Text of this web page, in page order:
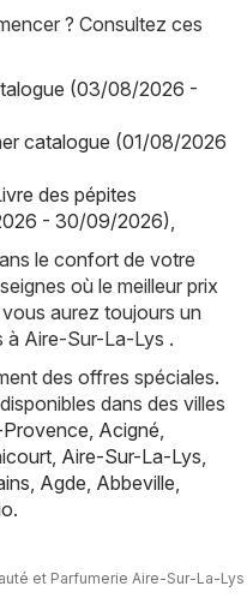
? Consultez ces
(03/08/2026 -
catalogue (01/08/2026
des pépites
- 30/09/2026),
le confort de votre
où le meilleur prix
aurez toujours un
à Aire-Sur-La-Lys .
des offres spéciales.
dans des villes
, Acigné,
, Aire-Sur-La-Lys,
, Agde, Abbeville,
.
et Parfumerie Aire-Sur-La-Lys